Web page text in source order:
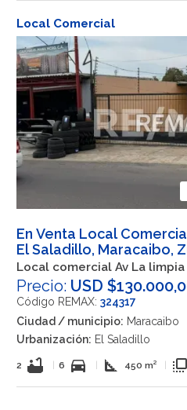
Local Comercial
En Venta Local
El Saladillo, Maracaibo,
Local comercial Av La limpia
Precio: USD
Código REMAX: 324317
Ciudad / municipio: Maracaibo
Urbanización: El Saladillo
2 bathtub 6 directions_car square_foot 450 m² flip_to_front